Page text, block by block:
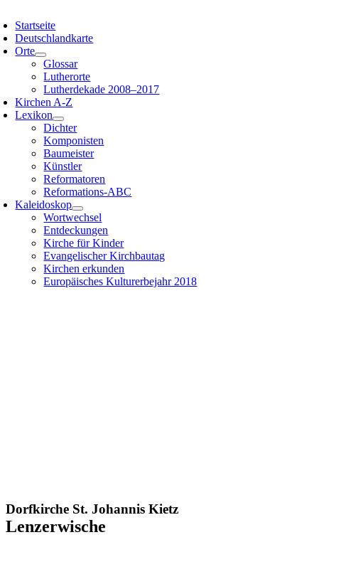
Startseite
Deutschlandkarte
Orte
Glossar
Lutherorte
Lutherdekade 2008–2017
Kirchen A-Z
Lexikon
Dichter
Komponisten
Baumeister
Künstler
Reformatoren
Reformations-ABC
Kaleidoskop
Wortwechsel
Entdeckungen
Kirche für Kinder
Evangelischer Kirchbautag
Kirchen erkunden
Europäisches Kulturerbejahr 2018
Dorfkirche St. Johannis Kietz
Lenzerwische